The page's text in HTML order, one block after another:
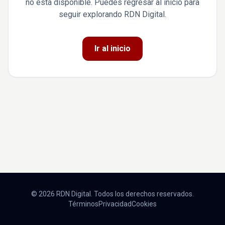
no está disponible. Puedes regresar al inicio para
seguir explorando RDN Digital.
Ir al inicio
© 2026 RDN Digital. Todos los derechos reservados.
TérminosPrivacidadCookies